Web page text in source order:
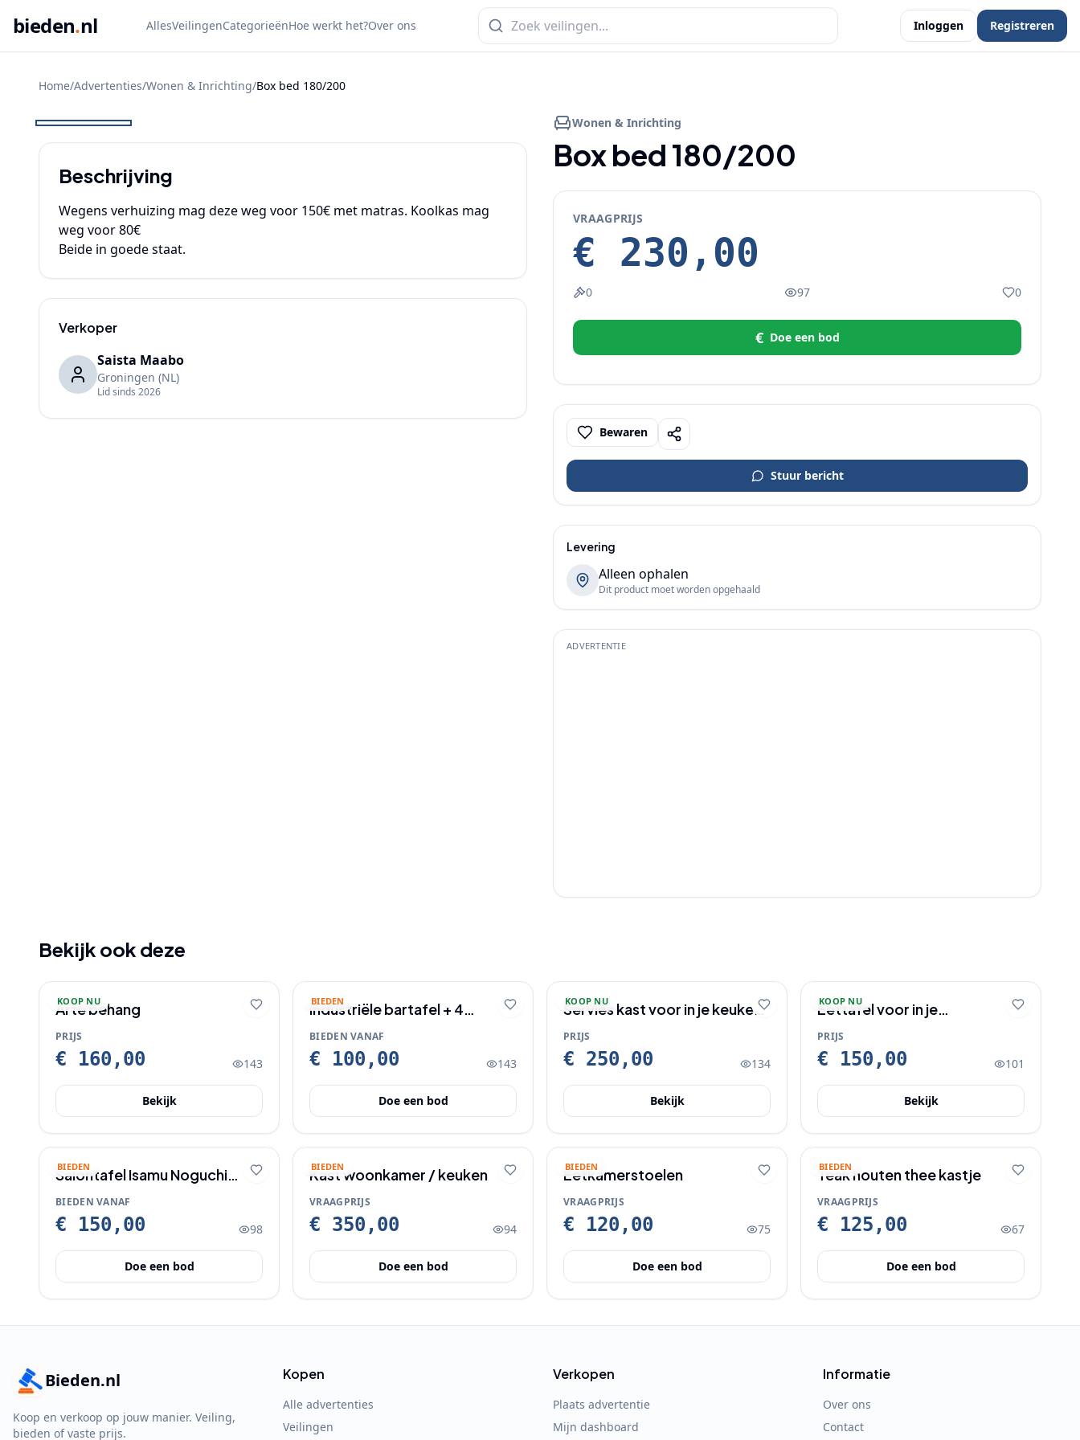
bieden.nl AllesVeilingenCategorieënHoe werkt het?Over ons Inloggen Registreren
Home/Advertenties/Wonen & Inrichting/Box bed 180/200
Beschrijving
Wegens verhuizing mag deze weg voor 150€ met matras. Koolkas mag
weg voor 80€
Beide in goede staat.
Verkoper
Saista Maabo
Groningen (NL)
Lid sinds 2026
Wonen & Inrichting
Box bed 180/200
VRAAGPRIJS
€ 230,00
0 97 0
€ Doe een bod
Bewaren
Stuur bericht
Levering
Alleen ophalen
Dit product moet worden opgehaald
ADVERTENTIE
Bekijk ook deze
KOOP NU
Arte behang
PRIJS
€ 160,00 143
Bekijk
BIEDEN
Industriële bartafel + 4
barkrukken set – nieuw
BIEDEN VANAF
€ 100,00 143
Doe een bod
KOOP NU
Servies kast voor in je keuken
of woonkamer
PRIJS
€ 250,00 134
Bekijk
KOOP NU
Eettafel voor in je
woonkeuken/ woonkamer
PRIJS
€ 150,00 101
Bekijk
BIEDEN
Salontafel Isamu Noguchi
Design
BIEDEN VANAF
€ 150,00 98
Doe een bod
BIEDEN
Kast woonkamer / keuken
VRAAGPRIJS
€ 350,00 94
Doe een bod
BIEDEN
Eetkamerstoelen
VRAAGPRIJS
€ 120,00 75
Doe een bod
BIEDEN
Teak houten thee kastje
VRAAGPRIJS
€ 125,00 67
Doe een bod
Bieden.nl
Koop en verkoop op jouw manier. Veiling,
bieden of vaste prijs.
Kopen
Alle advertenties
Veilingen
Verkopen
Plaats advertentie
Mijn dashboard
Informatie
Over ons
Contact